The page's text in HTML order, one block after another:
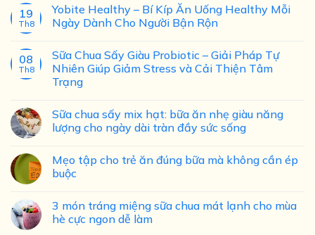
19
Th8
Yobite Healthy – Bí Kíp Ăn Uống Healthy Mỗi
Ngày Dành Cho Người Bận Rộn
08
Th8
Sữa Chua Sấy Giàu Probiotic – Giải Pháp Tự
Nhiên Giúp Giảm Stress và Cải Thiện Tâm
Trạng
Sữa chua sấy mix hạt: bữa ăn nhẹ giàu năng
lượng cho ngày dài tràn đầy sức sống
Mẹo tập cho trẻ ăn đúng bữa mà không cần ép
buộc
3 món tráng miệng sữa chua mát lạnh cho mùa
hè cực ngon dễ làm